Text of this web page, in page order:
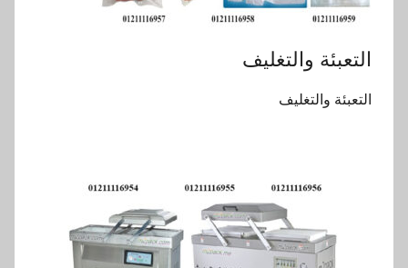
التعبئة والتغليف
التعبئة والتغليف